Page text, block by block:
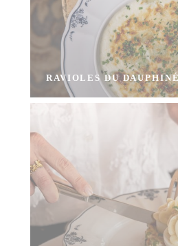
RAVIOLES DU